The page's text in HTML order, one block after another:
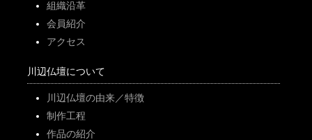
組織沿革
会員紹介
アクセス
川辺仏壇について
川辺仏壇の由来／特徴
制作工程
作品の紹介